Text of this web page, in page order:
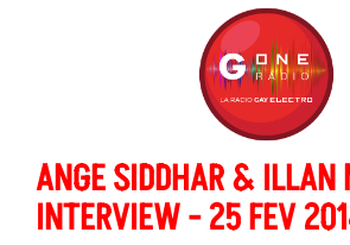
ANGE SIDDHAR & ILLAN
INTERVIEW - 25 FEV